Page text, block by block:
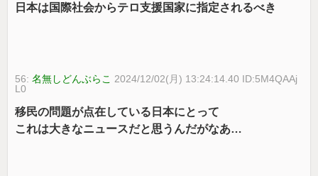
日本は国際社会からテロ支援国家に指定されるべき
56:名無しどんぶらこ 2024/12/02(月) 13:24:14.40 ID:5M4QAAj
L0
移民の問題が点在している日本にとって
これは大きなニュースだと思うんだがなあ…